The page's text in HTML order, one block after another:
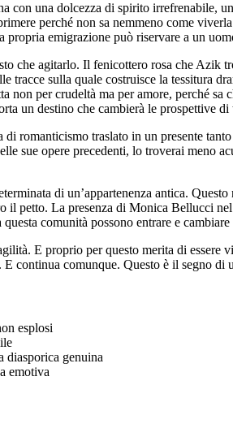
con una dolcezza di spirito irrefrenabile,
perché non sa nemmeno come
emigrazione può riservare a un
che agitarlo. Il fenicottero rosa che Azik
tracce sulla quale costruisce la tessitura
per crudeltà ma per amore, perché sa
un destino che cambierà le prospettive di
romanticismo traslato in un presente
sue opere precedenti, lo troverai meno
di un’appartenenza antica.
il petto. La presenza di Monica Bellucci
comunità possono entrare e
E proprio per questo merita di essere
continua comunque. Questo è il segno di
esplosi
diasporica genuina
emotiva